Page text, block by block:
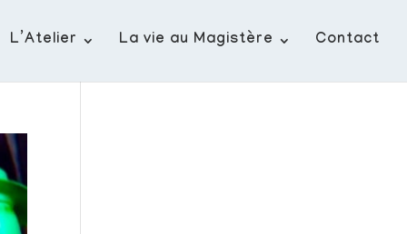
L’Atelier La vie au Magistère Contact